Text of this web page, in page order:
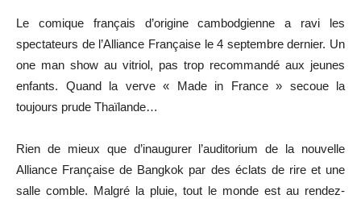
Le comique français d’origine cambodgienne a ravi les
spectateurs de l’Alliance Française le 4 septembre dernier. Un
one man show au vitriol, pas trop recommandé aux jeunes
enfants. Quand la verve « Made in France » secoue la
toujours prude Thaïlande…
Rien de mieux que d’inaugurer l’auditorium de la nouvelle
Alliance Française de Bangkok par des éclats de rire et une
salle comble. Malgré la pluie, tout le monde est au rendez-